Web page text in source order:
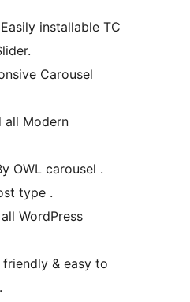
installable TC
Carousel
all Modern
OWL carousel .
type .
WordPress
& easy to